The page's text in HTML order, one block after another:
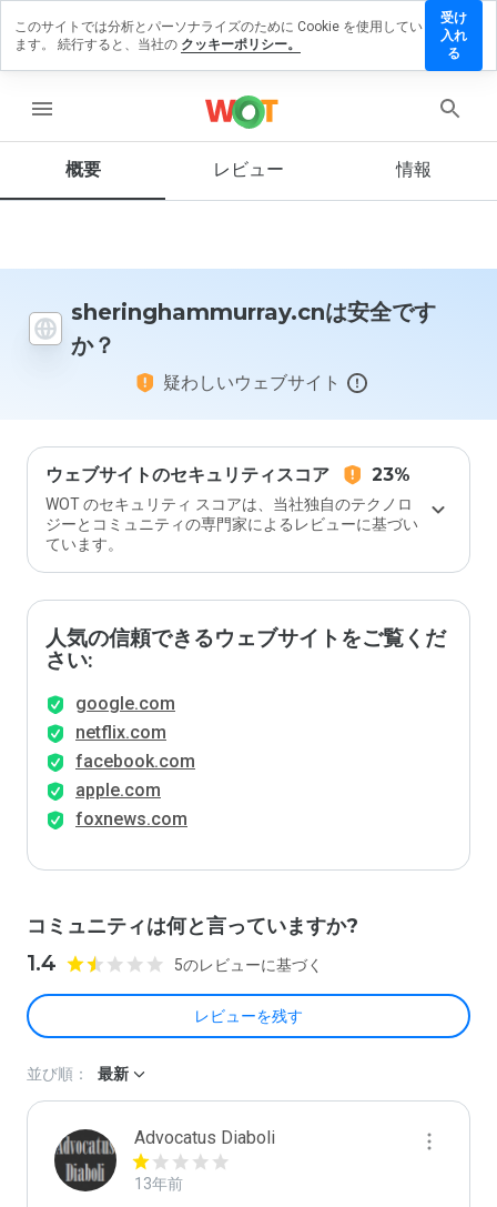
menu
概要 レビュー 情報
sheringhammurray.cnは安全です
か？
疑わしいウェブサイト
ウェブサイトのセキュリティスコア 23%
WOT のセキュリティ スコアは、当社独自のテクノロ
ジーとコミュニティの専門家によるレビューに基づい
ています。
人気の信頼できるウェブサイトをご覧くだ
さい:
google.com
netflix.com
facebook.com
apple.com
foxnews.com
コミュニティは何と言っていますか?
1.4 5のレビューに基づく
レビューを残す
ーを残す
ウェ
を1
間
で、
ます
か？
並び順： 最新
Advocatus Diaboli
13年前
このサイトでは分析とパーソナライズのために Cookie を使用してい
ます。 続行すると、当社の クッキーポリシー。
受け
入れ
る